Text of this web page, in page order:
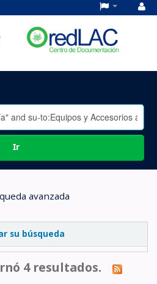
Ir
avanzada
su búsqueda
4 resultados.